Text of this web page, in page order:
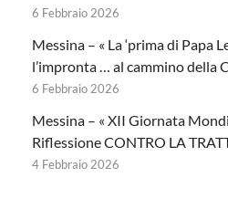
6 Febbraio 2026
Messina – « La ‘prima di Papa
l’impronta … al cammino della
6 Febbraio 2026
Messina – « XII Giornata
Riflessione CONTRO LA
4 Febbraio 2026